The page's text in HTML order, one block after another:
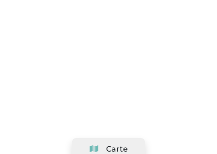
Carte